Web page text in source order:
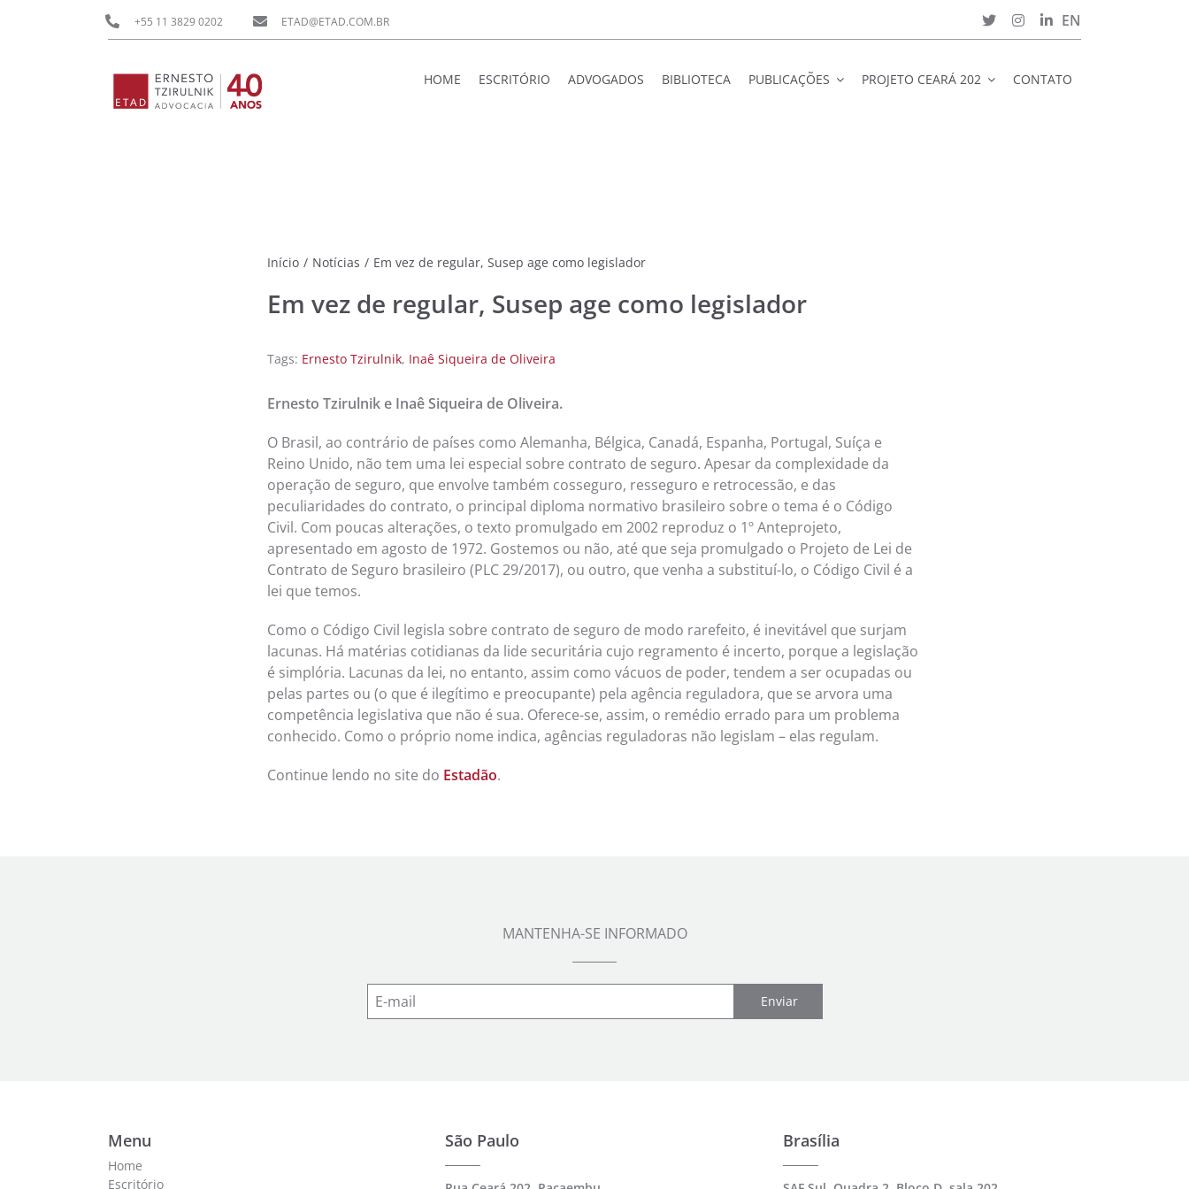
+55 11 3829 0202 ETAD@ETAD.COM.BR EN
HOME ESCRITÓRIO ADVOGADOS BIBLIOTECA PUBLICAÇÕES PROJETO CEARÁ 202 CONTATO
Início / Notícias / Em vez de regular, Susep age como legislador
Em vez de regular, Susep age como legislador
Tags: Ernesto Tzirulnik, Inaê Siqueira de Oliveira
Ernesto Tzirulnik e Inaê Siqueira de Oliveira.
O Brasil, ao contrário de países como Alemanha, Bélgica, Canadá, Espanha, Portugal, Suíça e
Reino Unido, não tem uma lei especial sobre contrato de seguro. Apesar da complexidade da
operação de seguro, que envolve também cosseguro, resseguro e retrocessão, e das
peculiaridades do contrato, o principal diploma normativo brasileiro sobre o tema é o Código
Civil. Com poucas alterações, o texto promulgado em 2002 reproduz o 1º Anteprojeto,
apresentado em agosto de 1972. Gostemos ou não, até que seja promulgado o Projeto de Lei de
Contrato de Seguro brasileiro (PLC 29/2017), ou outro, que venha a substituí-lo, o Código Civil é a
lei que temos.
Como o Código Civil legisla sobre contrato de seguro de modo rarefeito, é inevitável que surjam
lacunas. Há matérias cotidianas da lide securitária cujo regramento é incerto, porque a legislação
é simplória. Lacunas da lei, no entanto, assim como vácuos de poder, tendem a ser ocupadas ou
pelas partes ou (o que é ilegítimo e preocupante) pela agência reguladora, que se arvora uma
competência legislativa que não é sua. Oferece-se, assim, o remédio errado para um problema
conhecido. Como o próprio nome indica, agências reguladoras não legislam – elas regulam.
Continue lendo no site do Estadão.
MANTENHA-SE INFORMADO
Enviar
Menu
Home
Escritório
São Paulo Brasília